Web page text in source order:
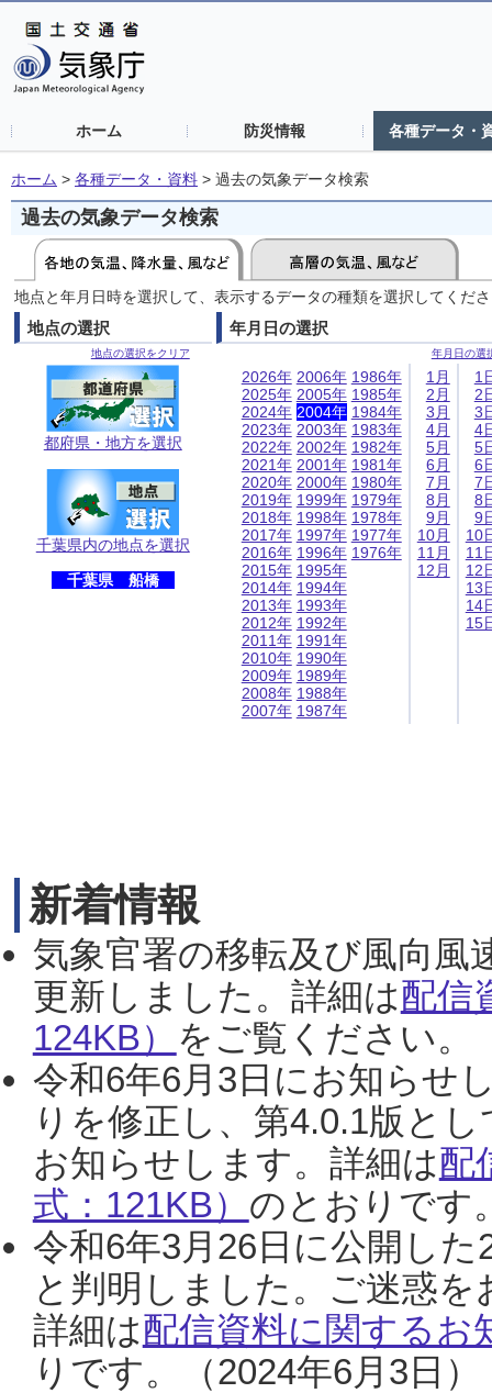
ホーム 防災情報 各種データ・
ホーム > 各種データ・資料 > 過去の気象データ検索
過去の気象データ検索
地点と年月日時を選択して、表示するデータの種類を選択してくだ
地点の選択
地点の選択をクリア
都府県・地方を選択
千葉県内の地点を選択
千葉県 船橋
年月日の選択
年月日の選
2026年
2025年
2024年
2023年
2022年
2021年
2020年
2019年
2018年
2017年
2016年
2015年
2014年
2013年
2012年
2011年
2010年
2009年
2008年
2007年
2006年
2005年
2004年
2003年
2002年
2001年
2000年
1999年
1998年
1997年
1996年
1995年
1994年
1993年
1992年
1991年
1990年
1989年
1988年
1987年
1986年
1985年
1984年
1983年
1982年
1981年
1980年
1979年
1978年
1977年
1976年
1月
2月
3月
4月
5月
6月
7月
8月
9月
10月
11月
12月
1
2
3
4
5
6
7
8
9
10
11
12
13
14
15
新着情報
気象官署の移転及び風向風
更新しました。詳細は配信
124KB） をご覧ください。
令和6年6月3日にお知らせ
りを修正し、第4.0.1版と
お知らせします。詳細は配
式：121KB） のとおりです
令和6年3月26日に公開し
と判明しました。ご迷惑
詳細は配信資料に関するお
りです。（2024年6月3日）